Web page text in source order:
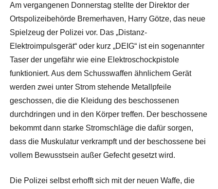
Am vergangenen Donnerstag stellte der Direktor der
Ortspolizeibehörde Bremerhaven, Harry Götze, das neue
Spielzeug der Polizei vor. Das „Distanz-
Elektroimpulsgerät“ oder kurz „DEIG“ ist ein sogenannter
Taser der ungefähr wie eine Elektroschockpistole
funktioniert. Aus dem Schusswaffen ähnlichem Gerät
werden zwei unter Strom stehende Metallpfeile
geschossen, die die Kleidung des beschossenen
durchdringen und in den Körper treffen. Der beschossene
bekommt dann starke Stromschläge die dafür sorgen,
dass die Muskulatur verkrampft und der beschossene bei
vollem Bewusstsein außer Gefecht gesetzt wird.
Die Polizei selbst erhofft sich mit der neuen Waffe, die